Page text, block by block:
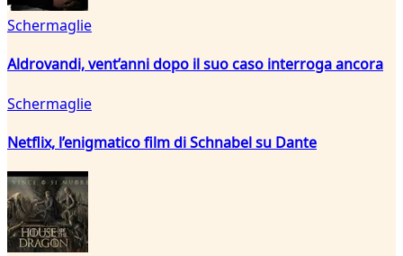
Schermaglie
Aldrovandi, vent’anni dopo il suo caso interroga ancora
Schermaglie
Netflix, l’enigmatico film di Schnabel su Dante